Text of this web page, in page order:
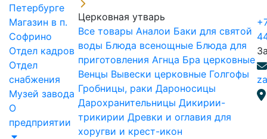
Петербурге
Магазин в п.
Софрино
Отдел кадров
Отдел
снабжения
Музей завода
О
предприятии
Церковная утварь
Все товары Аналои Баки для святой
воды Блюда всенощные Блюда для
приготовления Агнца Бра церковные
Венцы Вывески церковные Голгофы
Гробницы, раки Дароносицы
Дарохранительницы Дикирии-
трикирии Древки и оглавия для
хоругви и крест-икон